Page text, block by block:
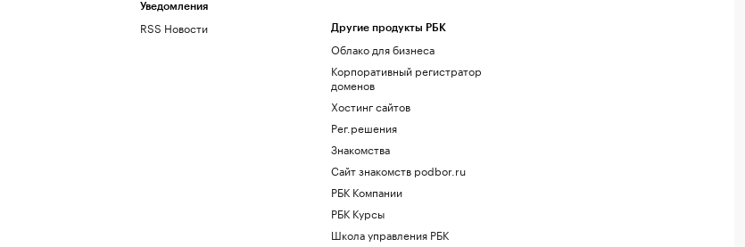
Уведомления
RSS Новости Другие продукты РБК
Облако для бизнеса
Корпоративный регистратор
доменов
Хостинг сайтов
Рег.решения
Знакомства
Сайт знакомств podbor.ru
РБК Компании
РБК Курсы
Школа управления РБК